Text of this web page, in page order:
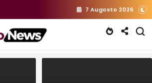
7 Augosto 2026